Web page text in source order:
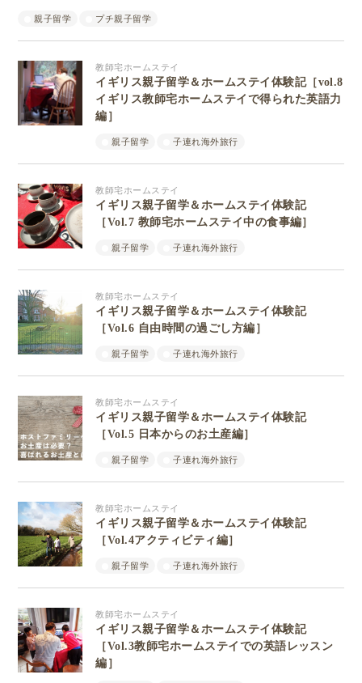
親子留学 プチ親子留学
教師宅ホームステイ
イギリス親子留学＆ホームステイ体験記［vol.8
イギリス教師宅ホームステイで得られた英語力
編］
親子留学 子連れ海外旅行
教師宅ホームステイ
イギリス親子留学＆ホームステイ体験記
［Vol.7 教師宅ホームステイ中の食事編］
親子留学 子連れ海外旅行
教師宅ホームステイ
イギリス親子留学＆ホームステイ体験記
［Vol.6 自由時間の過ごし方編］
親子留学 子連れ海外旅行
教師宅ホームステイ
イギリス親子留学＆ホームステイ体験記
［Vol.5 日本からのお土産編］
親子留学 子連れ海外旅行
教師宅ホームステイ
イギリス親子留学＆ホームステイ体験記
［Vol.4アクティビティ編］
親子留学 子連れ海外旅行
教師宅ホームステイ
イギリス親子留学＆ホームステイ体験記
［Vol.3教師宅ホームステイでの英語レッスン
編］